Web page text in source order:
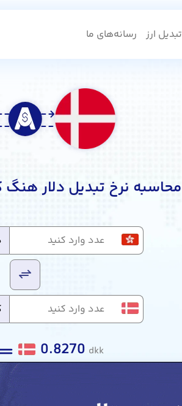
تبدیل ارز رسانه‌های ما
محاسبه نرخ تبدیل دلار
0.8270 dkk